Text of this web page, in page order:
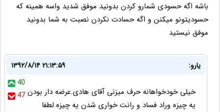
باشه اگه حسودی شمارو کردن بدونید موفق شدید واسه همینه که
حسودیتونو میکنن و اگه حسادت نکردن نصبت به شما بدونید
موفق نیستید
یارو:
۱۳۹۲/۸/۱۴ ۲۱:۱۳:۵۹
40
47 خیلی خودخواهانه حرف میزنی آقای هادی.عرضه دار بودن
یه چیزه وراد فساد و رانت خواری شدن یه چیزه.لطفا